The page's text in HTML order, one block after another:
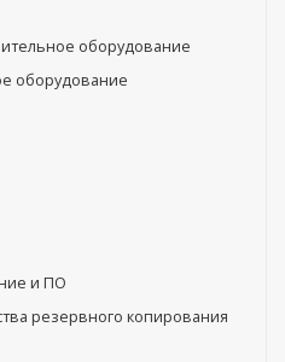
оборудование
оборудование
и ПО
резервного копирования